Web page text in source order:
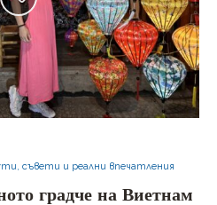
съвети и реални впечатления
градче на Виетнам